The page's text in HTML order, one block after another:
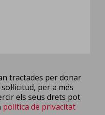
tractades per donar
per a més
els seus drets pot
política de privacitat